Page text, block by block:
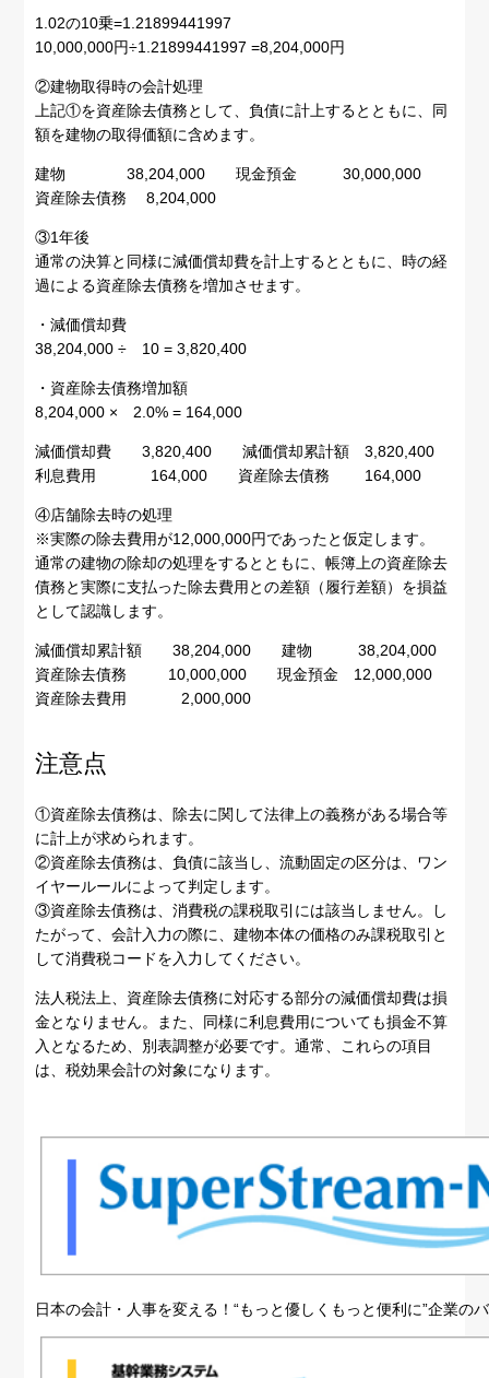
1.02の10乗=1.21899441997
10,000,000円÷1.21899441997 =8,204,000円
②建物取得時の会計処理
上記①を資産除去債務として、負債に計上するとともに、同
額を建物の取得価額に含めます。
建物 38,204,000 現金預金 30,000,000
資産除去債務 8,204,000
③1年後
通常の決算と同様に減価償却費を計上するとともに、時の経
過による資産除去債務を増加させます。
・減価償却費
38,204,000 ÷ 10 = 3,820,400
・資産除去債務増加額
8,204,000 × 2.0% = 164,000
減価償却費 3,820,400 減価償却累計額 3,820,400
利息費用 164,000 資産除去債務 164,000
④店舗除去時の処理
※実際の除去費用が12,000,000円であったと仮定します。
通常の建物の除却の処理をするとともに、帳簿上の資産除去
債務と実際に支払った除去費用との差額（履行差額）を損益
として認識します。
減価償却累計額 38,204,000 建物 38,204,000
資産除去債務 10,000,000 現金預金 12,000,000
資産除去費用 2,000,000
注意点
①資産除去債務は、除去に関して法律上の義務がある場合等
に計上が求められます。
②資産除去債務は、負債に該当し、流動固定の区分は、ワン
イヤールールによって判定します。
③資産除去債務は、消費税の課税取引には該当しません。し
たがって、会計入力の際に、建物本体の価格のみ課税取引と
して消費税コードを入力してください。
法人税法上、資産除去債務に対応する部分の減価償却費は損
金となりません。また、同様に利息費用についても損金不算
入となるため、別表調整が必要です。通常、これらの項目
は、税効果会計の対象になります。
日本の会計・人事を変える！“もっと優しくもっと便利に”企業の